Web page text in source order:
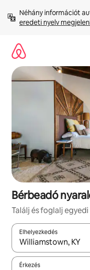
tartalomra
Néhány információt
eredeti nyelv
Bérbeadó
Találj és foglalj
Elhelyezkedés
Az eredmények
Érkezés